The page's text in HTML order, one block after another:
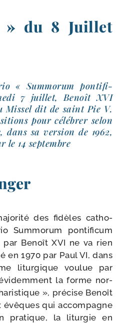
» du 8 Juillet
« Summorum pon­ti­fi­
7 juillet, Benoît XVI
Missel dit de saint Pie V.
pour célé­brer selon
sa ver­sion de 1962,
le 14 septembre
des fidèles catho­
Summorum pon­ti­fi­cum
Benoît XVI ne va rien
en 1970 par Paul VI, dans
litur­gique vou­lue par
la forme nor­
», pré­cise Benoît
évêques qui accom­pagne
pra­tique, la litur­gie en